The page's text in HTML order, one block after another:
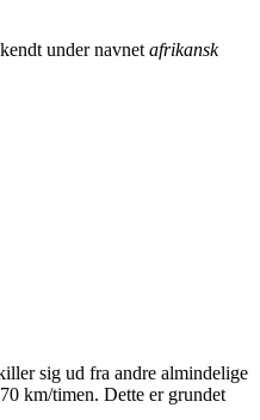
under navnet afrikansk
sig ud fra andre almindelige
km/timen. Dette er grundet